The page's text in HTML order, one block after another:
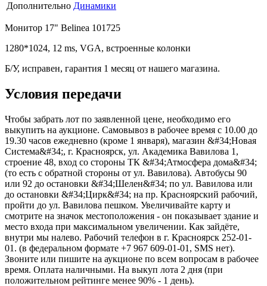
Дополнительно Динамики
Монитор 17" Belinea 101725
1280*1024, 12 ms, VGA, встроенные колонки
Б/У, исправен, гарантия 1 месяц от нашего магазина.
Условия передачи
Чтобы забрать лот по заявленной цене, необходимо его
выкупить на аукционе. Самовывоз в рабочее время с 10.00 до
19.30 часов ежедневно (кроме 1 января), магазин &#34;Новая
Система&#34;, г. Красноярск, ул. Академика Вавилова 1,
строение 48, вход со стороны ТК &#34;Атмосфера дома&#34;
(то есть с обратной стороны от ул. Вавилова). Автобусы 90
или 92 до остановки &#34;Шелен&#34; по ул. Вавилова или
до остановки &#34;Цирк&#34; на пр. Красноярский рабочий,
пройти до ул. Вавилова пешком. Увеличивайте карту и
смотрите на значок местоположения - он показывает здание и
место входа при максимальном увеличении. Как зайдёте,
внутри мы налево. Рабочий телефон в г. Красноярск 252-01-
01. (в федеральном формате +7 967 609-01-01, SMS нет).
Звоните или пишите на аукционе по всем вопросам в рабочее
время. Оплата наличными. На выкуп лота 2 дня (при
положительном рейтинге менее 90% - 1 день).